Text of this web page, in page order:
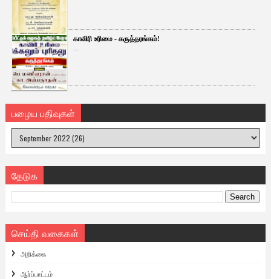
காவிரி உரிமை - கருத்தரங்கம்!
...
பழைய பதிவுகள்
தேடுக
செய்தி வகைகள்
அறிக்கை
ஆர்ப்பாட்டம்